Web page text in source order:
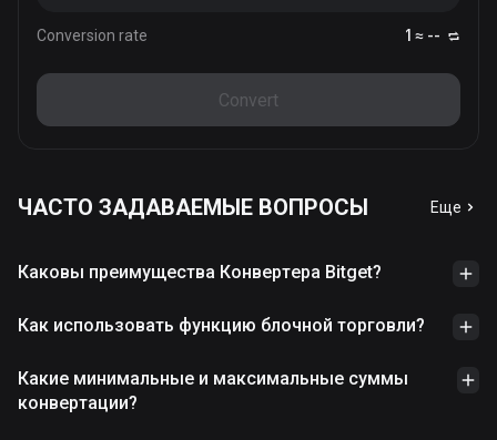
Conversion rate 1 ≈ --
Convert
ЧАСТО ЗАДАВАЕМЫЕ ВОПРОСЫ Еще
Каковы преимущества Конвертера Bitget?
Как использовать функцию блочной торговли?
Какие минимальные и максимальные суммы
конвертации?